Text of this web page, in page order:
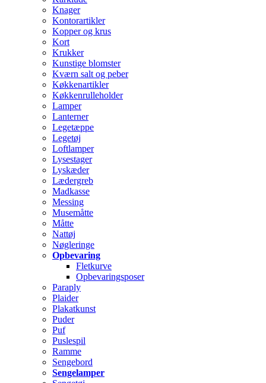
Knager
Kontorartikler
Kopper og krus
Kort
Krukker
Kunstige blomster
Kværn salt og peber
Køkkenartikler
Køkkenrulleholder
Lamper
Lanterner
Legetæppe
Legetøj
Loftlamper
Lysestager
Lyskæder
Lædergreb
Madkasse
Messing
Musemåtte
Måtte
Nattøj
Nøgleringe
Opbevaring
Fletkurve
Opbevaringsposer
Paraply
Plaider
Plakatkunst
Puder
Puf
Puslespil
Ramme
Sengebord
Sengelamper